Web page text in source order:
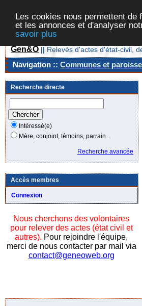
Les cookies nous permettent de
et les annonces et d'analyser
savoir plus
Gen&O || Relevés d'actes d'état-civil,
Navigation :: Communes et
Recherche directe
Intéressé(e)
Mère, conjoint, témoins, parrain...
Recherche avancée
Accès membres
Connexion
Nous cherchons des volontaires
pour relever des actes (état civil et
autres). Pour rejoindre l'équipe,
merci de nous contacter par mail via
contact@geneoweb.org